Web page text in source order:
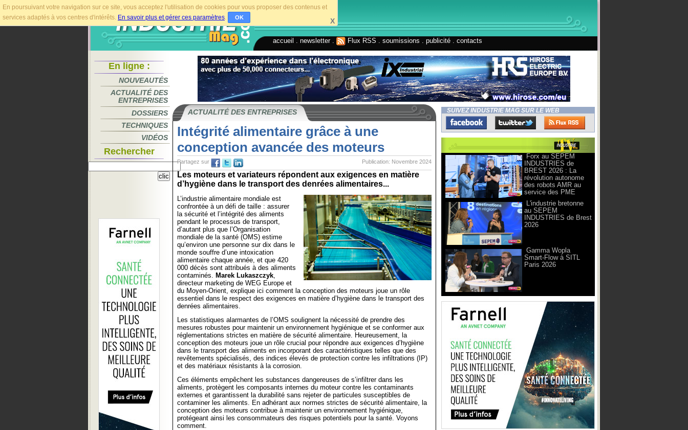
En poursuivant votre navigation sur ce site, vous acceptez l'utilisation de cookies pour vous proposer des contenus et
services adaptés à vos centres d'intérêts. En savoir plus et gérer ces paramètres. OK X
accueil newsletter. Flux RSS soumissions publicité contacts
En ligne :
NOUVEAUTÉS
ACTUALITÉ DES
ENTREPRISES
DOSSIERS
TECHNIQUES
VIDÉOS
Rechercher
ACTUALITÉ DES ENTREPRISES
Intégrité alimentaire grâce à une
conception avancée des moteurs
Publication: Novembre 2024
Partagez sur
Les moteurs et variateurs répondent aux exigences en matière
d’hygiène dans le transport des denrées alimentaires...
L’industrie alimentaire mondiale est
confrontée à un défi de taille : assurer
la sécurité et l’intégrité des aliments
pendant le processus de transport,
d’autant plus que l’Organisation
mondiale de la santé (OMS) estime
qu’environ une personne sur dix dans le
monde souffre d’une intoxication
alimentaire chaque année, et que 420
000 décès sont attribués à des aliments
contaminés. Marek Lukaszczyk,
directeur marketing de WEG Europe et
du Moyen-Orient, explique ici comment la conception des moteurs joue un rôle
essentiel dans le respect des exigences en matière d’hygiène dans le transport des
denrées alimentaires.
Les statistiques alarmantes de l’OMS soulignent la nécessité de prendre des
mesures robustes pour maintenir un environnement hygiénique et se conformer aux
réglementations strictes en matière de sécurité alimentaire. Heureusement, la
conception des moteurs joue un rôle crucial pour répondre aux exigences d’hygiène
dans le transport des aliments en incorporant des caractéristiques telles que des
revêtements spécialisés, des indices élevés de protection contre les infiltrations (IP)
et des matériaux résistants à la corrosion.
Ces éléments empêchent les substances dangereuses de s’infiltrer dans les
aliments, protègent les composants internes du moteur contre les contaminants
externes et garantissent la durabilité sans rejeter de particules susceptibles de
contaminer les aliments. En adhérant aux normes strictes de sécurité alimentaire, la
conception des moteurs contribue à maintenir un environnement hygiénique,
protégeant ainsi les consommateurs des risques potentiels pour la santé. Voyons
comment.
SUIVEZ INDUSTRIE MAG SUR LE WEB
Forx au SEPEM
INDUSTRIES de
BREST 2026 : La
révolution autonome
des robots AMR au
service des PME
L'industrie bretonne
au SEPEM
INDUSTRIES de Brest
2026
Gamma Wopla
Smart-Flow à SITL
Paris 2026